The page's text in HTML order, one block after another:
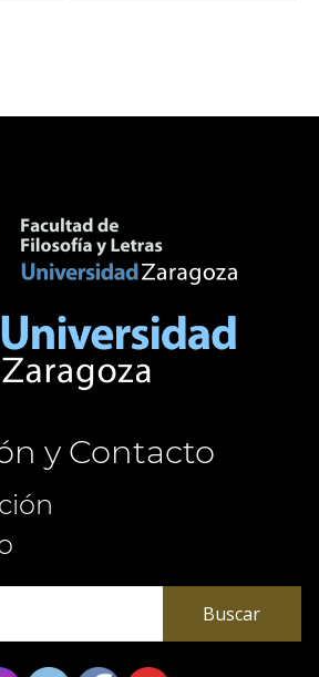
y Contacto